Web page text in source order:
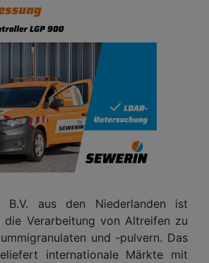
B.V. aus den Niederlanden ist
die Verarbeitung von Altreifen zu
und -pulvern. Das
internationale Märkte mit